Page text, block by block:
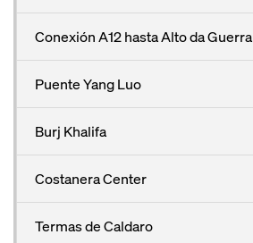
Conexión A12 hasta Alto da Guerra
Puente Yang Luo
Burj Khalifa
Costanera Center
Termas de Caldaro